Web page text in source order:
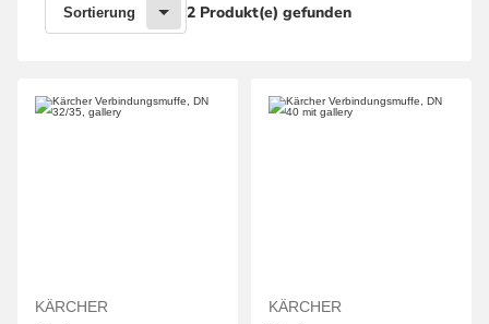
Sortierung 2 Produkt(e) gefunden
KÄRCHER
KÄRCHER